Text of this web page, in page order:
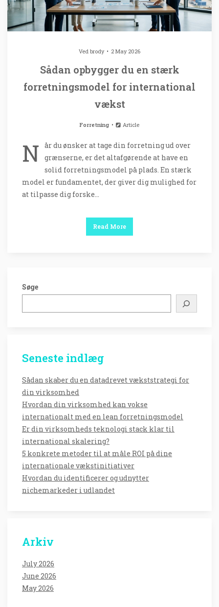
Ved brody 2 May 2026
Sådan opbygger du en stærk
forretningsmodel for international
vækst
Forretning Article
N
år du ønsker at tage din forretning ud over
grænserne, er det altafgørende at have en
solid forretningsmodel på plads. En stærk
model er fundamentet, der giver dig mulighed for
at tilpasse dig forske…
Read More
Søge
Seneste indlæg
Sådan skaber du en datadrevet vækststrategi for
din virksomhed
Hvordan din virksomhed kan vokse
internationalt med en lean forretningsmodel
Er din virksomheds teknologi stack klar til
international skalering?
5 konkrete metoder til at måle ROI på dine
internationale vækstinitiativer
Hvordan du identificerer og udnytter
nichemarkeder i udlandet
Arkiv
July 2026
June 2026
May 2026